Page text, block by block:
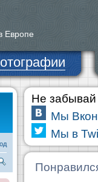
Европе
Не забывай
Мы
Мы в